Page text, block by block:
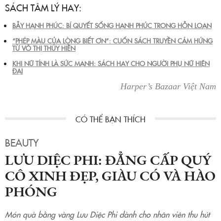
SÁCH TÂM LÝ HAY:
BẪY HẠNH PHÚC: BÍ QUYẾT SỐNG HẠNH PHÚC TRONG HỖN LOẠN
“PHÉP MÀU CỦA LÒNG BIẾT ƠN”: CUỐN SÁCH TRUYỀN CẢM HỨNG
TỪ VÕ THỊ THÚY HIỀN
KHI NỮ TÍNH LÀ SỨC MẠNH: SÁCH HAY CHO NGƯỜI PHỤ NỮ HIỆN
ĐẠI
Harper’s Bazaar Việt Nam
BEAUTY
LƯU DIỆC PHI: ĐẲNG CẤP QUÝ
CÔ XINH ĐẸP, GIÀU CÓ VÀ HÀO
PHÓNG
Món quà bằng vàng Lưu Diệc Phi dành cho nhân viên thu hút